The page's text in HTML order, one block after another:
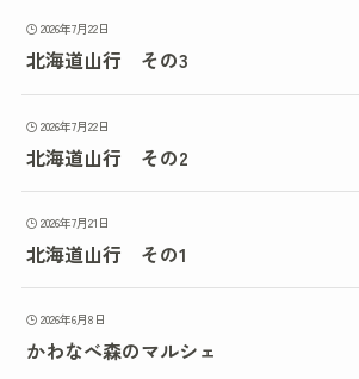
2026年7月22日
北海道山行 その3
2026年7月22日
北海道山行 その2
2026年7月21日
北海道山行 その1
2026年6月8日
かわなべ森のマルシェ